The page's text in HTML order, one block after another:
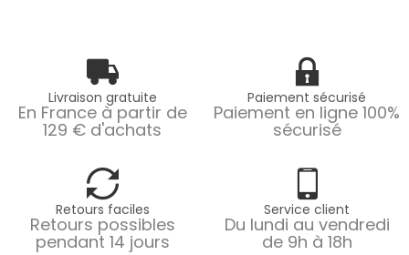
Livraison gratuite
En France à partir de
129 € d'achats
Paiement sécurisé
Paiement en ligne 100%
sécurisé
Retours faciles
Retours possibles
pendant 14 jours
Service client
Du lundi au vendredi
de 9h à 18h